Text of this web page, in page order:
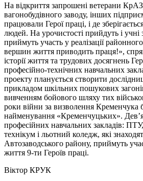
На відкриття запрошені ветерани
вагонобудівного заводу, інших
працювали Герої праці, і де
людей. На урочистості прийдуть і учні
приймуть участь у реалізації
вершин життя приводить праця!»,
історії життя та трудових досягнень
професійно-технічних навчальних
проекту планується створити
прикладом шкільних пошукових
вивченням бойового шляху тих
роки війни за визволення Кременчука
найменування «Кременчуцьких».
професійних навчальних закладів: ПТУ,
технікум і льотний коледж, які
Автозаводського району, приймуть
життя 9-ти Героїв праці.
Віктор КРУК